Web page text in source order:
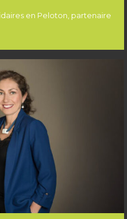
en Peloton, partenaire